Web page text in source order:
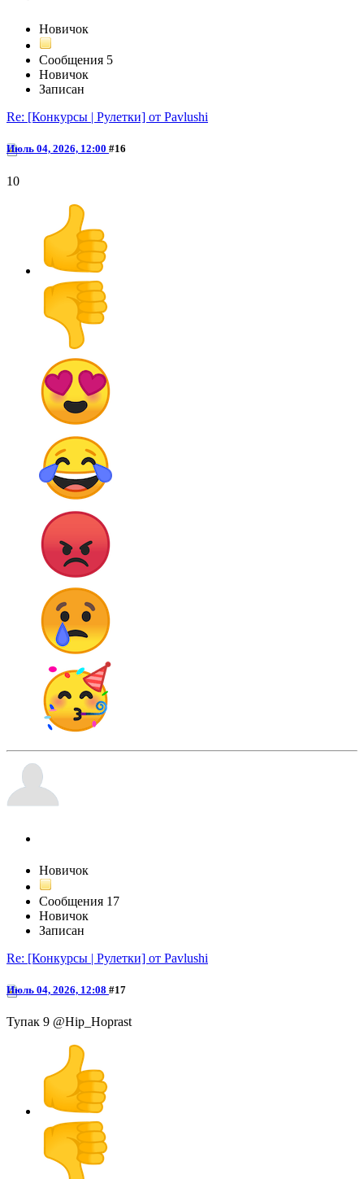
Новичок
Сообщения 5
Новичок
Записан
Re: [Конкурсы | Рулетки] от Pavlushi
Июль 04, 2026, 12:00 #16
10
Новичок
Сообщения 17
Новичок
Записан
Re: [Конкурсы | Рулетки] от Pavlushi
Июль 04, 2026, 12:08 #17
Тупак 9 @Hip_Hoprast